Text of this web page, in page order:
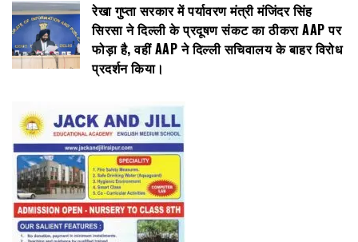
रेखा गुप्ता सरकार में पर्यावरण मंत्री मंजिंदर सिंह
सिरसा ने दिल्ली के प्रदूषण संकट का ठीकरा AAP पर
फोड़ा है, वहीं AAP ने दिल्ली सचिवालय के बाहर विरोध
प्रदर्शन किया।